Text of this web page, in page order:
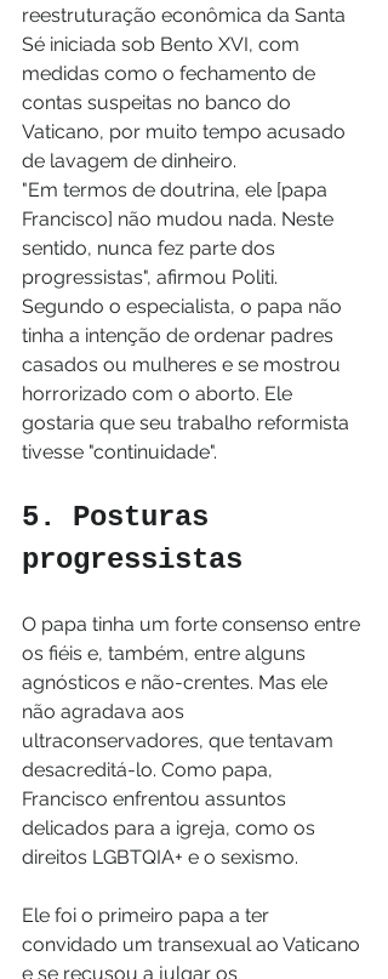
reestruturação econômica da Santa
Sé iniciada sob Bento XVI, com
medidas como o fechamento de
contas suspeitas no banco do
Vaticano, por muito tempo acusado
de lavagem de dinheiro.
"Em termos de doutrina, ele [papa
Francisco] não mudou nada. Neste
sentido, nunca fez parte dos
progressistas", afirmou Politi.
Segundo o especialista, o papa não
tinha a intenção de ordenar padres
casados ou mulheres e se mostrou
horrorizado com o aborto. Ele
gostaria que seu trabalho reformista
tivesse "continuidade".
5. Posturas
progressistas
O papa tinha um forte consenso entre
os fiéis e, também, entre alguns
agnósticos e não-crentes. Mas ele
não agradava aos
ultraconservadores, que tentavam
desacreditá-lo. Como papa,
Francisco enfrentou assuntos
delicados para a igreja, como os
direitos LGBTQIA+ e o sexismo.
Ele foi o primeiro papa a ter
convidado um transexual ao Vaticano
e se recusou a julgar os